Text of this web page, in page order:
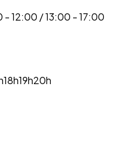
- 12:00 / 13:00 - 17:00
18h19h20h